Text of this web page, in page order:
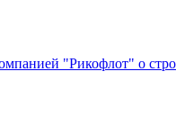
"Рикофлот" о